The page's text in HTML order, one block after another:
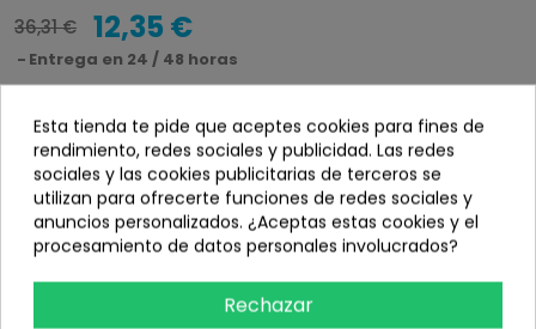
36,31 € 12,35 €
Entrega en 24 / 48 horas
info_outlineDisponibilidad
En stock
Añadir
Esta tienda te pide que aceptes cookies para fines de
rendimiento, redes sociales y publicidad. Las redes
sociales y las cookies publicitarias de terceros se
utilizan para ofrecerte funciones de redes sociales y
anuncios personalizados. ¿Aceptas estas cookies y el
procesamiento de datos personales involucrados?
Rechazar